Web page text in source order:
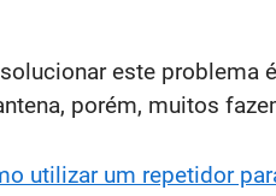
este problema
porém, muitos
utilizar um repetidor